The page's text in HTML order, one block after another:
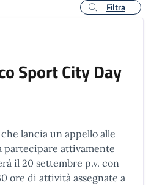
Filtra
Sport City Day
lancia un appello alle
partecipare attivamente
il 20 settembre p.v. con
ore di attività assegnate a